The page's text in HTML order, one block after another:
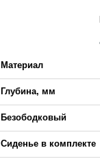
Материал
Глубина, мм
Безободковый
Сиденье в комплекте